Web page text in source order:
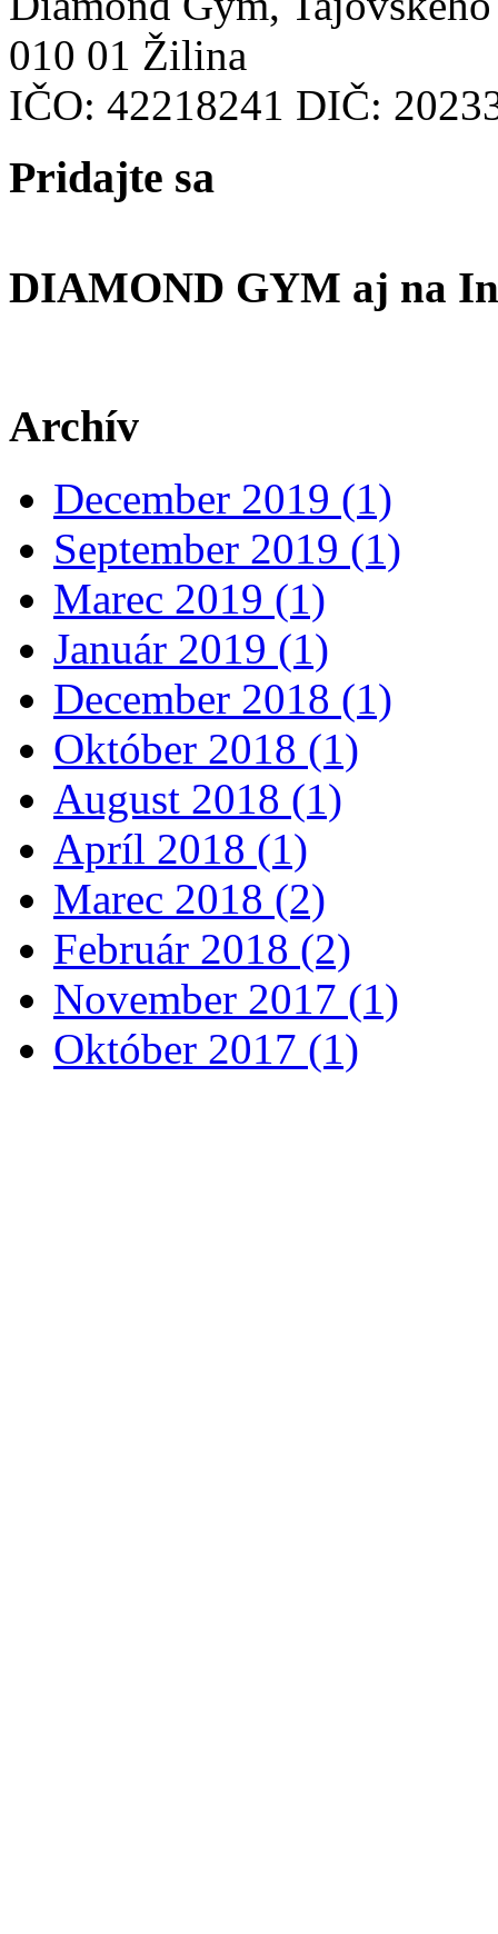
010 01 Žilina
IČO: 42218241 DIČ:
Pridajte sa
DIAMOND GYM aj na
Archív
December 2019 (1)
September 2019 (1)
Marec 2019 (1)
Január 2019 (1)
December 2018 (1)
Október 2018 (1)
August 2018 (1)
Apríl 2018 (1)
Marec 2018 (2)
Február 2018 (2)
November 2017 (1)
Október 2017 (1)